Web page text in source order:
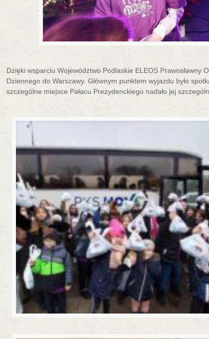
Dzięki wsparciu Województwo Podlaskie ELEOS Prawosławny
Dziennego do Warszawy. Głównym punktem wyjazdu było
szczególne miejsce Pałacu Prezydenckiego nadało jej